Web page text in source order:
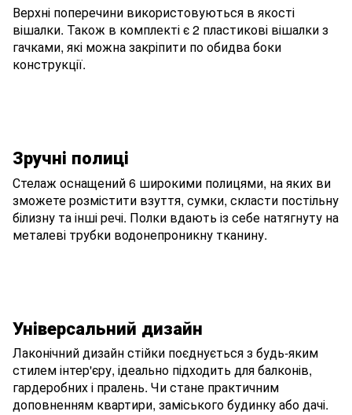
Верхні поперечини використовуються в якості
вішалки. Також в комплекті є 2 пластикові вішалки з
гачками, які можна закріпити по обидва боки
конструкції.
Зручні полиці
Стелаж оснащений 6 широкими полицями, на яких ви
зможете розмістити взуття, сумки, скласти постільну
білизну та інші речі. Полки вдають із себе натягнуту на
металеві трубки водонепроникну тканину.
Універсальний дизайн
Лаконічний дизайн стійки поєднується з будь-яким
стилем інтер'єру, ідеально підходить для балконів,
гардеробних і пралень. Чи стане практичним
доповненням квартири, заміського будинку або дачі.